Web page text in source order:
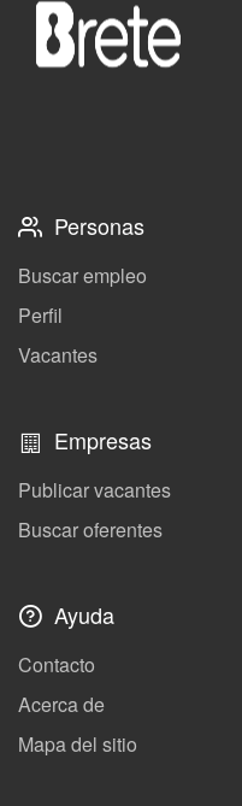
Personas
Buscar empleo
Perfil
Vacantes
Empresas
Publicar vacantes
Buscar oferentes
Ayuda
Contacto
Acerca de
Mapa del sitio